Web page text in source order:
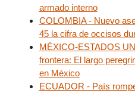
armado interno
COLOMBIA - Nuevo
45 la cifra de occisos
MÉXICO-ESTADOS
frontera: El largo
en México
ECUADOR - País